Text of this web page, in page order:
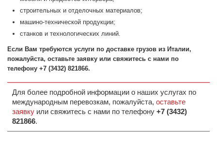
строительных и отделочных материалов;
машино-технической продукции;
станков и технологических линий.
Если Вам требуются услуги по доставке грузов из Италии,
пожалуйста, оставьте заявку или свяжитесь с нами по
телефону +7 (3432) 821866.
Для более подробной информации о наших услугах по
международным перевозкам, пожалуйста, оставьте
заявку или свяжитесь с нами по телефону +7 (3432)
821866.